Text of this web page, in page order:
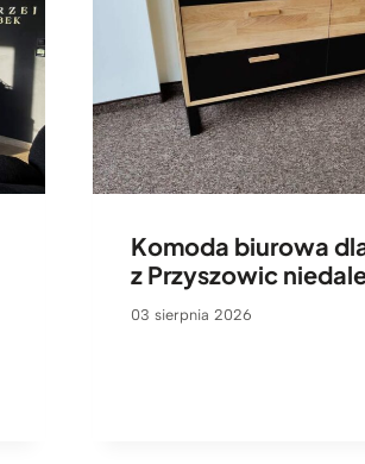
Komoda biurowa
z Przyszowic
03 sierpnia 2026